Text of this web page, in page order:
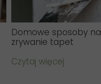
Domowe sposoby na
zrywanie tapet
Czytaj więcej